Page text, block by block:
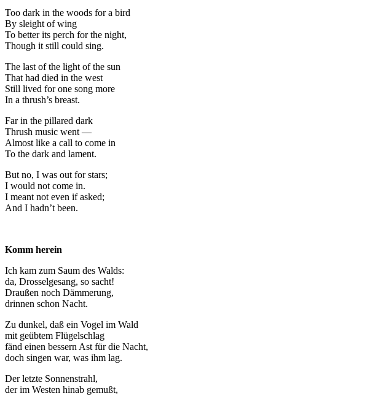
Too dark in the woods for a bird
By sleight of wing
To better its perch for the night,
Though it still could sing.
The last of the light of the sun
That had died in the west
Still lived for one song more
In a thrush’s breast.
Far in the pillared dark
Thrush music went —
Almost like a call to come in
To the dark and lament.
But no, I was out for stars;
I would not come in.
I meant not even if asked;
And I hadn’t been.
Komm herein
Ich kam zum Saum des Walds:
da, Drosselgesang, so sacht!
Draußen noch Dämmerung,
drinnen schon Nacht.
Zu dunkel, daß ein Vogel im Wald
mit geübtem Flügelschlag
fänd einen bessern Ast für die Nacht,
doch singen war, was ihm lag.
Der letzte Sonnenstrahl,
der im Westen hinab gemußt,